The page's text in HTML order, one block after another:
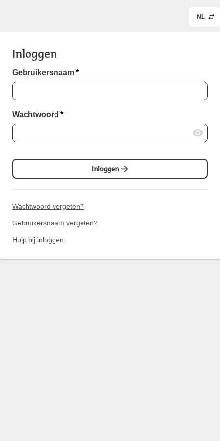
NL
Inloggen
Gebruikersnaam*
Wachtwoord *
Inloggen
Wachtwoord vergeten?
Gebruikersnaam vergeten?
Hulp bij inloggen